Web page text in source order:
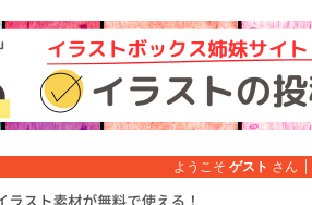
ようこそ ゲスト さん